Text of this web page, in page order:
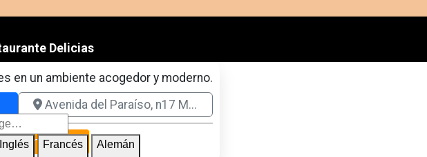
Delicias
en un ambiente acogedor y moderno.
Avenida del Paraíso, n17 M...
en Google
Inglés
Francés
Alemán